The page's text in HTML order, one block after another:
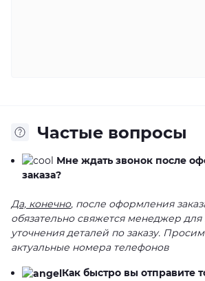
Частые вопросы
Мне ждать звонок после
заказа?
Да, конечно, после оформления
обязательно свяжется менеджер
уточнения деталей по заказу. Просим
актуальные номера телефонов
Как быстро вы отправите